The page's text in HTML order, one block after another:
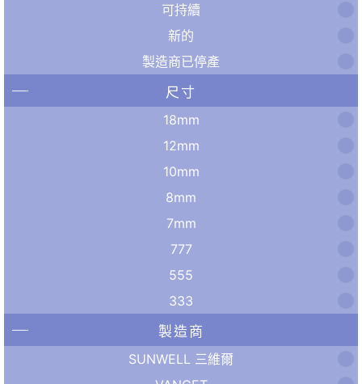
可持續
新的
製造商已停產
尺寸
18mm
12mm
10mm
8mm
7mm
777
555
333
製造商
SUNWELL 三維爾